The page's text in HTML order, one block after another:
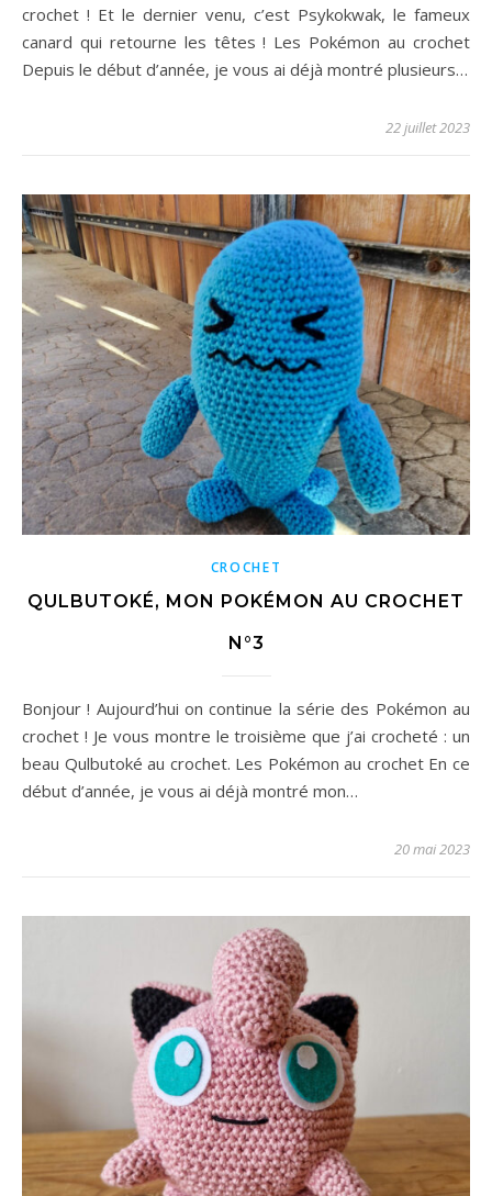
crochet ! Et le dernier venu, c’est Psykokwak, le fameux
canard qui retourne les têtes ! Les Pokémon au crochet
Depuis le début d’année, je vous ai déjà montré plusieurs…
22 juillet 2023
CROCHET
QULBUTOKÉ, MON POKÉMON AU CROCHET
N°3
Bonjour ! Aujourd’hui on continue la série des Pokémon au
crochet ! Je vous montre le troisième que j’ai crocheté : un
beau Qulbutoké au crochet. Les Pokémon au crochet En ce
début d’année, je vous ai déjà montré mon…
20 mai 2023